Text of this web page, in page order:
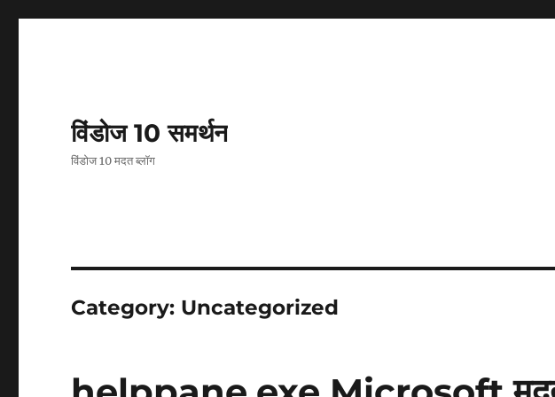
विंडोज 10 समर्थन
विंडोज 10 मदत ब्लॉग
Category: Uncategorized